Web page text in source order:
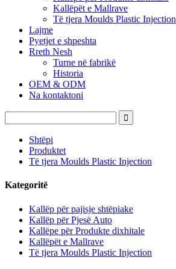
Kallëpët e Mallrave
Të tjera Moulds Plastic Injection
Lajme
Pyetjet e shpeshta
Rreth Nesh
Turne në fabrikë
Historia
OEM & ODM
Na kontaktoni
Shtëpi
Produktet
Të tjera Moulds Plastic Injection
Kategoritë
Kallëp për pajisje shtëpiake
Kallëp për Pjesë Auto
Kallëpe për Produkte dixhitale
Kallëpët e Mallrave
Të tjera Moulds Plastic Injection